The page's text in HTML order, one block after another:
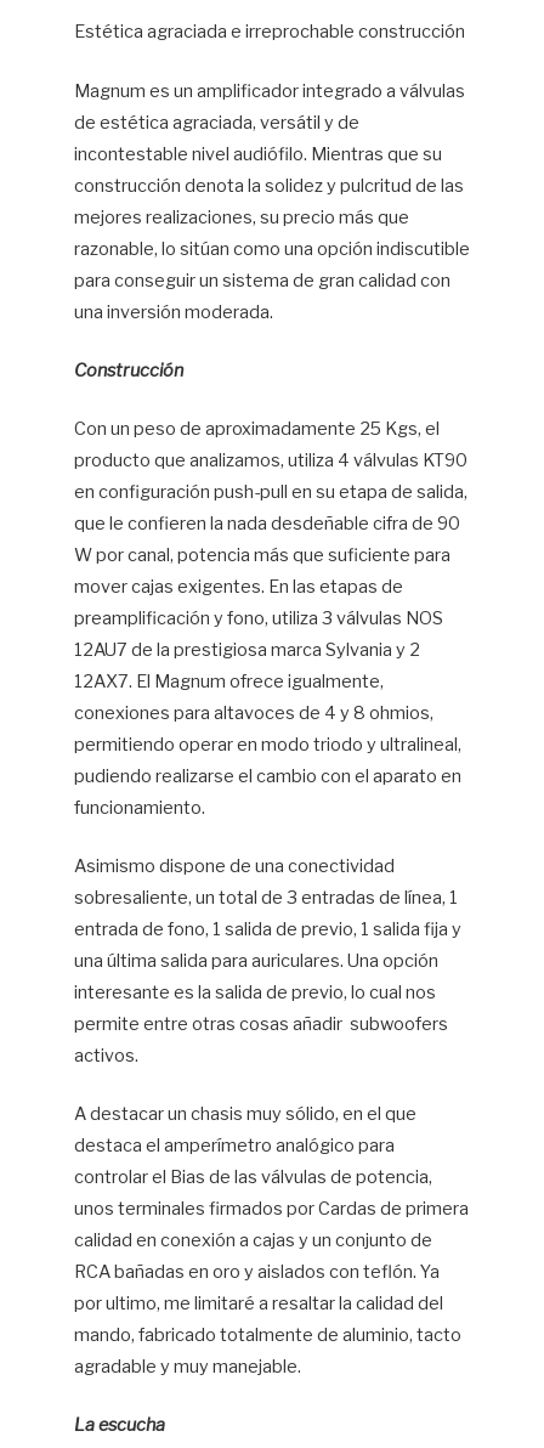
Estética agraciada e irreprochable construcción
Magnum es un amplificador integrado a válvulas
de estética agraciada, versátil y de
incontestable nivel audiófilo. Mientras que su
construcción denota la solidez y pulcritud de las
mejores realizaciones, su precio más que
razonable, lo sitúan como una opción indiscutible
para conseguir un sistema de gran calidad con
una inversión moderada.
Construcción
Con un peso de aproximadamente 25 Kgs, el
producto que analizamos, utiliza 4 válvulas KT90
en configuración push-pull en su etapa de salida,
que le confieren la nada desdeñable cifra de 90
W por canal, potencia más que suficiente para
mover cajas exigentes. En las etapas de
preamplificación y fono, utiliza 3 válvulas NOS
12AU7 de la prestigiosa marca Sylvania y 2
12AX7. El Magnum ofrece igualmente,
conexiones para altavoces de 4 y 8 ohmios,
permitiendo operar en modo triodo y ultralineal,
pudiendo realizarse el cambio con el aparato en
funcionamiento.
Asimismo dispone de una conectividad
sobresaliente, un total de 3 entradas de línea, 1
entrada de fono, 1 salida de previo, 1 salida fija y
una última salida para auriculares. Una opción
interesante es la salida de previo, lo cual nos
permite entre otras cosas añadir subwoofers
activos.
A destacar un chasis muy sólido, en el que
destaca el amperímetro analógico para
controlar el Bias de las válvulas de potencia,
unos terminales firmados por Cardas de primera
calidad en conexión a cajas y un conjunto de
RCA bañadas en oro y aislados con teflón. Ya
por ultimo, me limitaré a resaltar la calidad del
mando, fabricado totalmente de aluminio, tacto
agradable y muy manejable.
La escucha